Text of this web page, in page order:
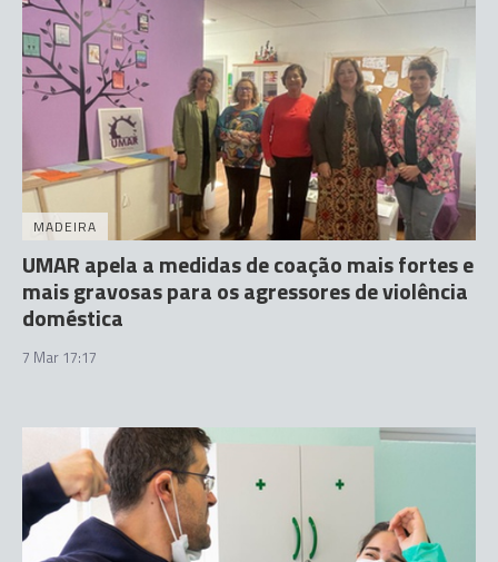
MADEIRA
UMAR apela a medidas de coação mais fortes e
mais gravosas para os agressores de violência
doméstica
7 Mar 17:17